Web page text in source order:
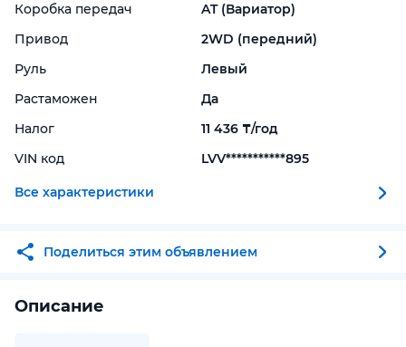
Коробка передач
AT (Вариатор)
Привод
2WD (передний)
Руль
Левый
Растаможен
Да
Налог
11 436 ₸/год
VIN код
LVV***********895
Все характеристики
Поделиться этим объявлением
Описание